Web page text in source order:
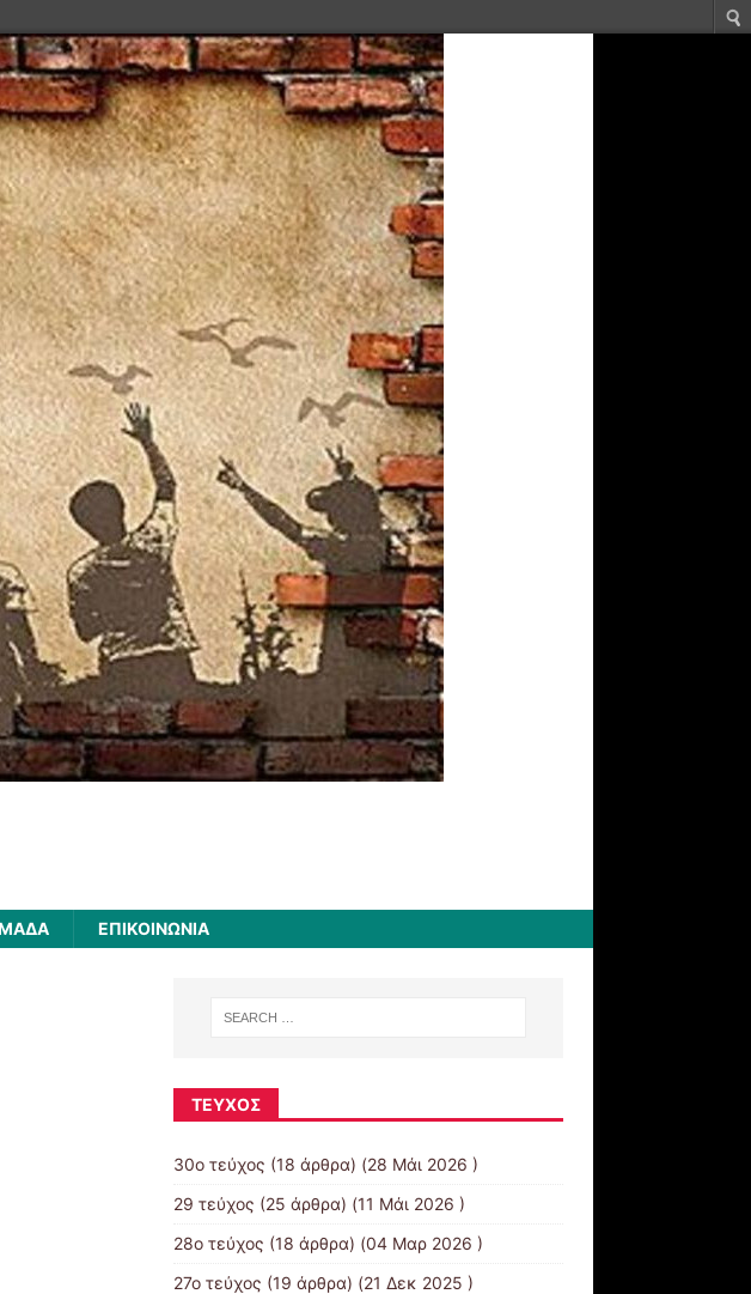
ΕΠΙΚΟΙΝΩΝΙΑ
ΤΕΎΧΟΣ
30ο τεύχος (18 άρθρα) (28 Μάι 2026 )
29 τεύχος (25 άρθρα) (11 Μάι 2026 )
28ο τεύχος (18 άρθρα) (04 Μαρ 2026 )
27ο τεύχος (19 άρθρα) (21 Δεκ 2025 )